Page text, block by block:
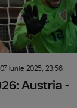
07 Iunie 2025, 23:56
Austria -